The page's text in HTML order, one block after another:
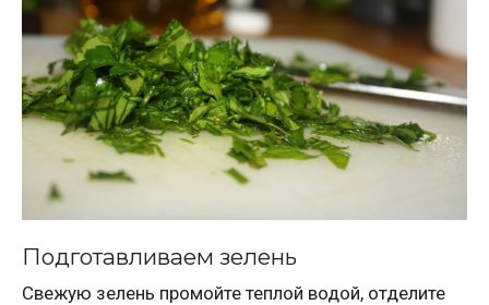
Подготавливаем зелень
Свежую зелень промойте теплой водой, отделите